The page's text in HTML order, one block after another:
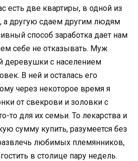
есть две квартиры, в одной из
другую сдаем другим людям
способ заработка дает нам
себе не отказывать. Муж
деревушки с населением
В ней и осталась его
через некоторое время я
от свекрови и золовки с
то для их семьи. То лекарства и
сумму купить, разумеется без
любимых племянников,
в столице пару недель.